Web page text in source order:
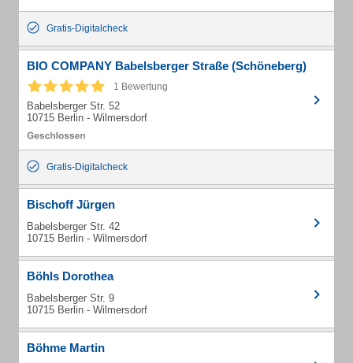
Gratis-Digitalcheck
BIO COMPANY Babelsberger Straße (Schöneberg)
1 Bewertung
Babelsberger Str. 52
10715 Berlin - Wilmersdorf
Gratis-Digitalcheck
Bischoff Jürgen
Babelsberger Str. 42
10715 Berlin - Wilmersdorf
Böhls Dorothea
Babelsberger Str. 9
10715 Berlin - Wilmersdorf
Böhme Martin